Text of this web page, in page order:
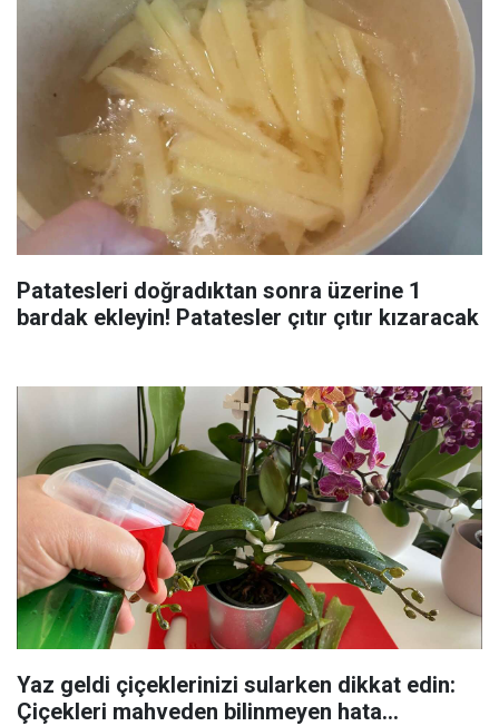
Patatesleri doğradıktan sonra üzerine 1
bardak ekleyin! Patatesler çıtır çıtır kızaracak
Yaz geldi çiçeklerinizi sularken dikkat edin:
Çiçekleri mahveden bilinmeyen hata...